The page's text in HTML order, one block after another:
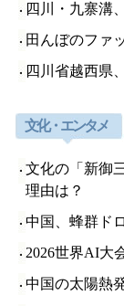
四川・九寨溝
田んぼのファ
四川省越西県
文化・エンタメ
文化の「新御
理由は？
中国、蜂群ド
2026世界AI大
中国の太陽熱